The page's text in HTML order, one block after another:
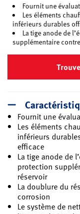
Fournit une
Les éléments
inférieurs durables
La tige anode de
supplémentaire
Fournit une
Les éléments
inférieurs
efficace
La tige anode de
protection
réservoir
La doublure du
corrosion
Le système de